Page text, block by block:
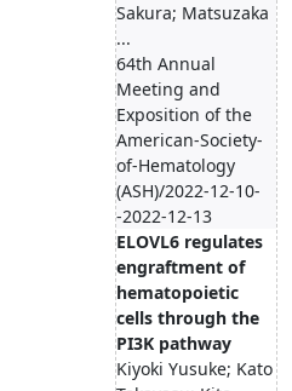
Sakura; Matsuzaka
...
64th Annual
Meeting and
Exposition of the
American-Society-
of-Hematology
(ASH)/2022-12-10-
-2022-12-13
ELOVL6 regulates
engraftment of
hematopoietic
cells through the
PI3K pathway
Kiyoki Yusuke; Kato